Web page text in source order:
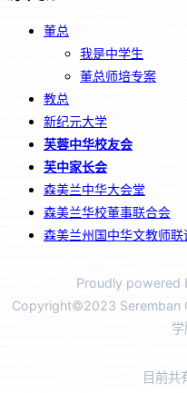
董总
我是中学生
董总师培专案
教总
新纪元大学
芙蓉中华校友会
芙中家长会
森美兰中华大会堂
森美兰华校董事联合会
森美兰州国中华文教师联
Proudly powered
Copyright©2023 Seremban
目前共